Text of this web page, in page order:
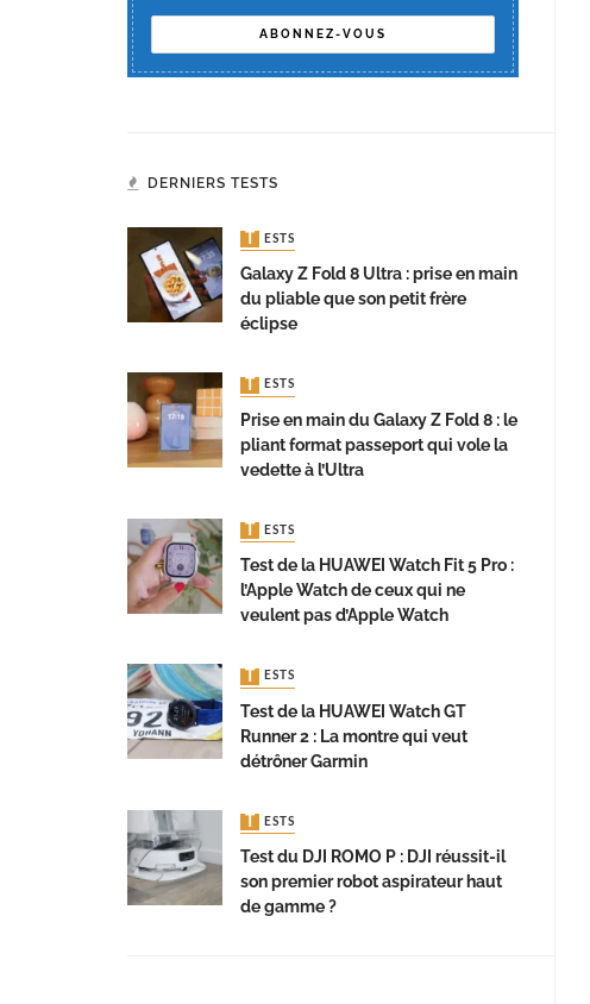
DERNIERS TESTS
TESTS
Galaxy Z Fold 8 Ultra : prise en main
du pliable que son petit frère
éclipse
TESTS
Prise en main du Galaxy Z Fold 8 : le
pliant format passeport qui vole la
vedette à l’Ultra
TESTS
Test de la HUAWEI Watch Fit 5 Pro :
l’Apple Watch de ceux qui ne
veulent pas d’Apple Watch
TESTS
Test de la HUAWEI Watch GT
Runner 2 : La montre qui veut
détrôner Garmin
TESTS
Test du DJI ROMO P : DJI réussit-il
son premier robot aspirateur haut
de gamme ?